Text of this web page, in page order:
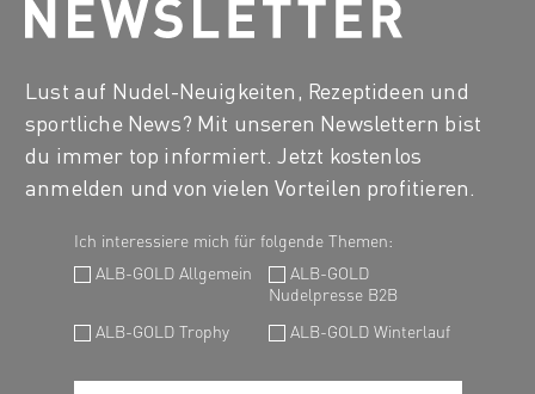
Lust auf Nudel-Neuigkeiten, Rezeptideen und
sportliche News? Mit unseren Newslettern bist
du immer top informiert. Jetzt kostenlos
anmelden und von vielen Vorteilen profitieren.